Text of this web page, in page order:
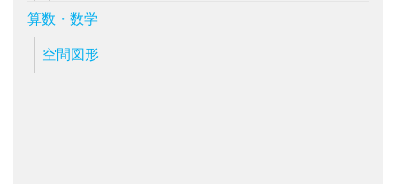
算数・数学
空間図形